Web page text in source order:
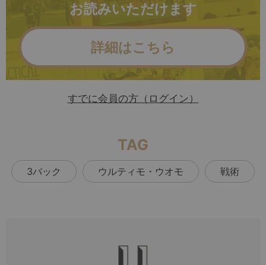
お読みいただけます
詳細はこちら
すでに会員の方（ログイン）
TAG
3バック ウルティモ・ウオモ 戦術